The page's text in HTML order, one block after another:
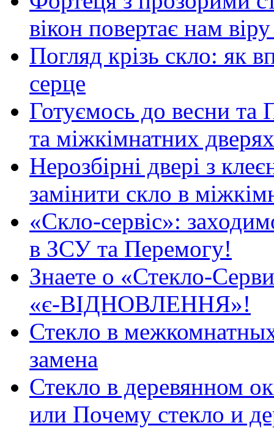
вікон повертає нам віру
Погляд крізь скло: як
серце
Готуємось до весни та
та міжкімнатних
Нерозбірні двері з
замінити скло в
«Скло-сервіс»:
в ЗСУ та Перемогу!
Знаете о «Стекло-
«є-ВІДНОВЛЕННЯ»!
Стекло в
замена
Стекло в деревянном
или Почему стекло и